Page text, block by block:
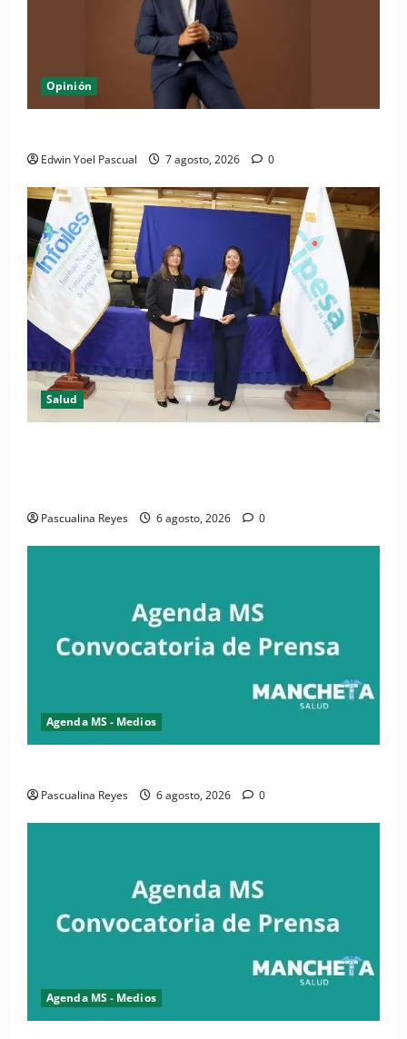
Opinión
Edwin Yoel Pascual 7 agosto, 2026 0
Salud
Pascualina Reyes 6 agosto, 2026 0
Agenda MS - Medios
Pascualina Reyes 6 agosto, 2026 0
Agenda MS - Medios